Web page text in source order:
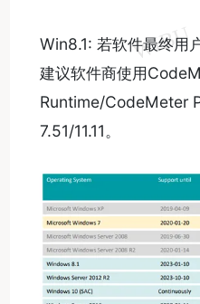
Win8.1: 若软件最终用
建议软件商使用
Runtime/CodeMeter
7.51/11.11。